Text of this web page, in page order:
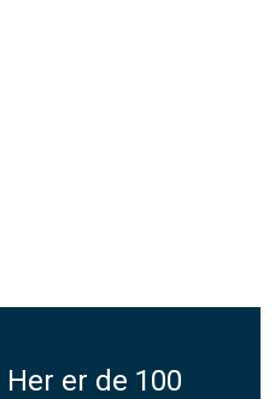
Her er de 100